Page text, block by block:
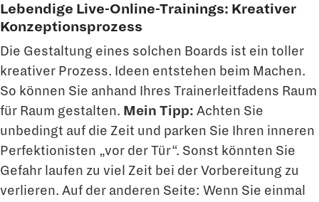
Lebendige Live-Online-Trainings: Kreativer
Konzeptionsprozess
Die Gestaltung eines solchen Boards ist ein toller
kreativer Prozess. Ideen entstehen beim Machen.
So können Sie anhand Ihres Trainerleitfadens Raum
für Raum gestalten. Mein Tipp: Achten Sie
unbedingt auf die Zeit und parken Sie Ihren inneren
Perfektionisten „vor der Tür“. Sonst könnten Sie
Gefahr laufen zu viel Zeit bei der Vorbereitung zu
verlieren. Auf der anderen Seite: Wenn Sie einmal